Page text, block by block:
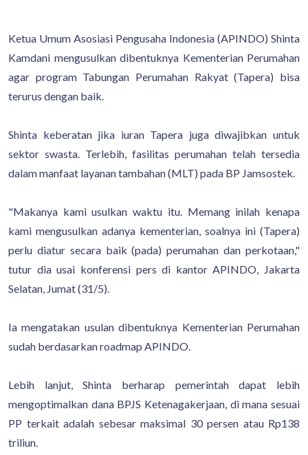
Ketua Umum Asosiasi Pengusaha Indonesia (APINDO) Shinta
Kamdani mengusulkan dibentuknya Kementerian Perumahan
agar program Tabungan Perumahan Rakyat (Tapera) bisa
terurus dengan baik.
Shinta keberatan jika iuran Tapera juga diwajibkan untuk
sektor swasta. Terlebih, fasilitas perumahan telah tersedia
dalam manfaat layanan tambahan (MLT) pada BP Jamsostek.
"Makanya kami usulkan waktu itu. Memang inilah kenapa
kami mengusulkan adanya kementerian, soalnya ini (Tapera)
perlu diatur secara baik (pada) perumahan dan perkotaan,"
tutur dia usai konferensi pers di kantor APINDO, Jakarta
Selatan, Jumat (31/5).
Ia mengatakan usulan dibentuknya Kementerian Perumahan
sudah berdasarkan roadmap APINDO.
Lebih lanjut, Shinta berharap pemerintah dapat lebih
mengoptimalkan dana BPJS Ketenagakerjaan, di mana sesuai
PP terkait adalah sebesar maksimal 30 persen atau Rp138
triliun.